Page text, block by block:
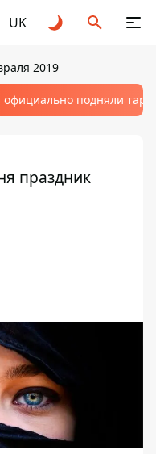
UK
2019
подняли
праздник